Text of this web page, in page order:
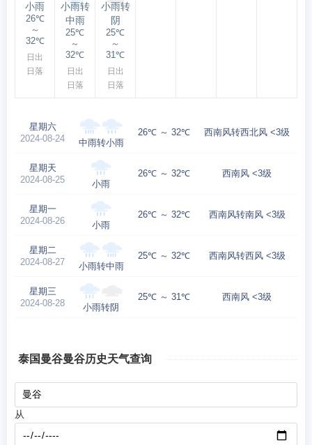
小雨
26℃
～
32℃
日出
日落
小雨转
中雨
25℃
～
32℃
日出
日落
小雨转
阴
25℃
～
31℃
日出
日落
星期六
2024-08-24
中雨转小雨
26℃ ～ 32℃ 西南风转西北风 <3级
星期天
2024-08-25
小雨
26℃ ～ 32℃ 西南风 <3级
星期一
2024-08-26
小雨
26℃ ～ 32℃ 西南风转南风 <3级
星期二
2024-08-27
小雨转中雨
25℃ ～ 32℃ 西南风转西风 <3级
星期三
2024-08-28
小雨转阴
25℃ ～ 31℃ 西南风 <3级
泰国曼谷曼谷历史天气查询
从